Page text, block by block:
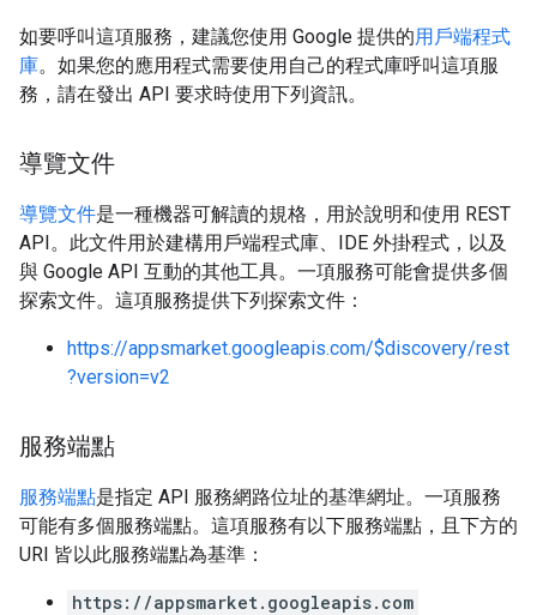
如要呼叫這項服務，建議您使用 Google 提供的用戶端程式
庫。如果您的應用程式需要使用自己的程式庫呼叫這項服
務，請在發出 API 要求時使用下列資訊。
導覽文件
導覽文件是一種機器可解讀的規格，用於說明和使用 REST
API。此文件用於建構用戶端程式庫、IDE 外掛程式，以及
與 Google API 互動的其他工具。一項服務可能會提供多個
探索文件。這項服務提供下列探索文件：
https://appsmarket.googleapis.com/$discovery/rest
?version=v2
服務端點
服務端點是指定 API 服務網路位址的基準網址。一項服務
可能有多個服務端點。這項服務有以下服務端點，且下方的
URI 皆以此服務端點為基準：
https://appsmarket.googleapis.com